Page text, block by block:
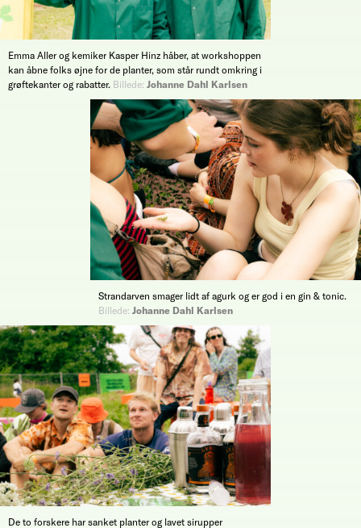
Emma Aller og kemiker Kasper Hinz håber, at workshoppen
kan åbne folks øjne for de planter, som står rundt omkring i
grøftekanter og rabatter. Billede: Johanne Dahl Karlsen
Strandarven smager lidt af agurk og er god i en gin & tonic.
Billede: Johanne Dahl Karlsen
De to forskere har sanket planter og lavet sirupper